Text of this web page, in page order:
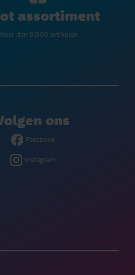
assortiment
dan 9.000 artikelen
ons
Facebook
Instagram